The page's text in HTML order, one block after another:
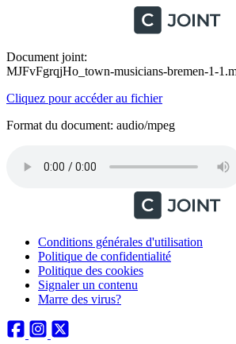
Document joint:
MJFvFgrqjHo_town-musicians-bremen-1-
Cliquez pour accéder au fichier
Format du document: audio/mpeg
Conditions générales d'utilisation
Politique de confidentialité
Politique des cookies
Signaler un contenu
Marre des virus?